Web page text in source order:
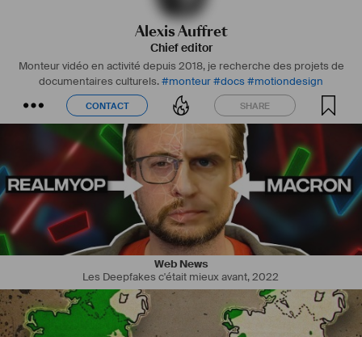
Alexis Auffret
Chief editor
Monteur vidéo en activité depuis 2018, je recherche des projets de
documentaires culturels.#monteur#docs#motiondesign
CONTACT SHARE
CONTACT SHARE
Web News
Les Deepfakes c'était mieux avant,2022
Je suis auteur-compositeur et multi-instrumentiste indépendant,
originaire de Bretagne. Je crois que la richesse de ma musique
réside dans ma capacité à m'inspirer de différents styles et à les
fusionner pour créer quelque chose d'unique.